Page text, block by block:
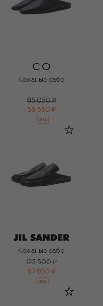
Кожаные сабо
85 050 ₽
59 550 ₽
-30%
Кожаные сабо
125 500 ₽
87 850 ₽
-30%